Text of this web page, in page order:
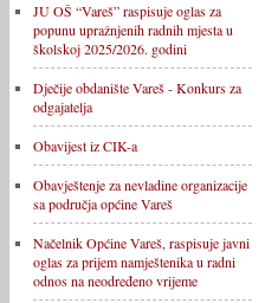
JU OŠ “Vareš” raspisuje oglas za
popunu upražnjenih radnih mjesta u
školskoj 2025/2026. godini
Dječije obdanište Vareš - Konkurs za
odgajatelja
Obavijest iz CIK-a
Obavještenje za nevladine organizacije
sa područja općine Vareš
Načelnik Općine Vareš, raspisuje javni
oglas za prijem namještenika u radni
odnos na neodređeno vrijeme